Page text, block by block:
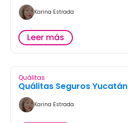
Karina Estrada
Leer más
Quálitas
Quálitas Seguros
Karina Estrada